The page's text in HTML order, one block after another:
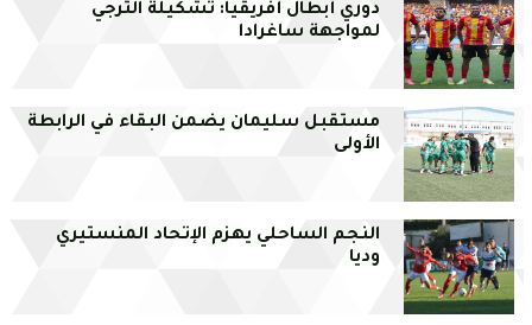
دوري أبطال أفريقيا: تشكيلة الترجي
لمواجهة ساغرادا
مستقبل سليمان يضمن البقاء في الرابطة
الأولى
النجم الساحلي يهزم الإتحاد المنستيري
وديا